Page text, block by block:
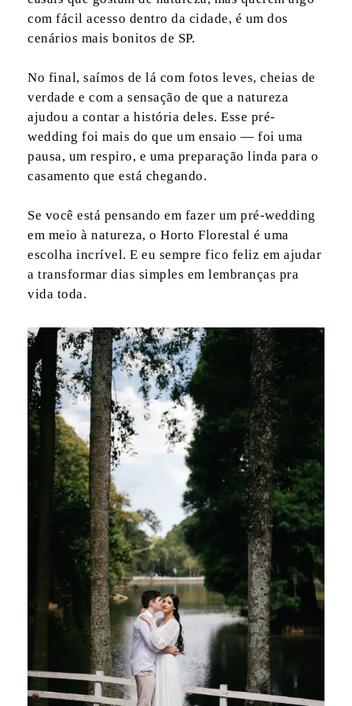
com fácil acesso dentro da cidade, é um dos
cenários mais bonitos de SP.
No final, saímos de lá com fotos leves, cheias de
verdade e com a sensação de que a natureza
ajudou a contar a história deles. Esse pré-
wedding foi mais do que um ensaio — foi uma
pausa, um respiro, e uma preparação linda para o
casamento que está chegando.
Se você está pensando em fazer um pré-wedding
em meio à natureza, o Horto Florestal é uma
escolha incrível. E eu sempre fico feliz em ajudar
a transformar dias simples em lembranças pra
vida toda.